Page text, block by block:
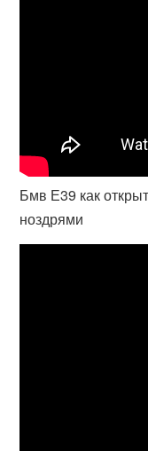
Бмв Е39 как
ноздрями